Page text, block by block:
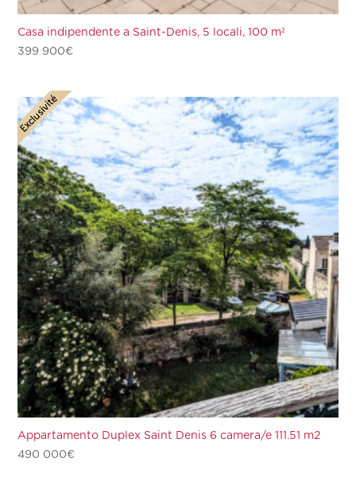
Casa indipendente a Saint-Denis, 5 locali, 100 m²
399 900€
Appartamento Duplex Saint Denis 6 camera/e 111.51 m2
490 000€